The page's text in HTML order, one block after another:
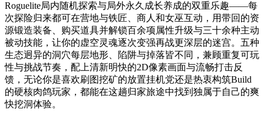
Roguelite局内随机探索与局外永久成长养成的双重乐趣——每
次探险归来都可在营地与铁匠、商人和女巫互动，用带回的资
源锻造装备、购买道具并解锁百余项属性升级与三十余种主动
被动技能，让你的虚空灵魂逐次变强再战更深层的迷宫。五种
生态迥异的洞穴每层地形、陷阱与掉落皆不同，兼顾重复可玩
性与挑战节奏，配上清新明快的2D像素画面与流畅打击反
馈，无论你是喜欢刷图挖矿的放置挂机党还是热衷构筑Build
的硬核肉鸽玩家，都能在这趟归家旅途中找到独属于自己的爽
快挖洞体验。